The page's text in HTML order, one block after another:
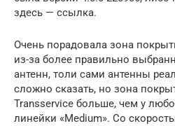
здесь — ссылка.
Очень порадовала зона
из-за более правильно
антенн, толи сами антенны
сложно сказать, но зона
Transservice больше, чем у
линейки «Medium». Со